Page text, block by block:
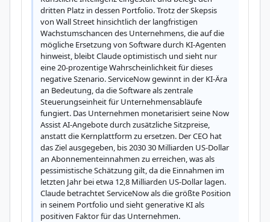
dritten Platz in dessen Portfolio. Trotz der Skepsis
von Wall Street hinsichtlich der langfristigen
Wachstumschancen des Unternehmens, die auf die
mögliche Ersetzung von Software durch KI-Agenten
hinweist, bleibt Claude optimistisch und sieht nur
eine 20-prozentige Wahrscheinlichkeit für dieses
negative Szenario. ServiceNow gewinnt in der KI-Ära
an Bedeutung, da die Software als zentrale
Steuerungseinheit für Unternehmensabläufe
fungiert. Das Unternehmen monetarisiert seine Now
Assist AI-Angebote durch zusätzliche Sitzpreise,
anstatt die Kernplattform zu ersetzen. Der CEO hat
das Ziel ausgegeben, bis 2030 30 Milliarden US-Dollar
an Abonnementeinnahmen zu erreichen, was als
pessimistische Schätzung gilt, da die Einnahmen im
letzten Jahr bei etwa 12,8 Milliarden US-Dollar lagen.
Claude betrachtet ServiceNow als die größte Position
in seinem Portfolio und sieht generative KI als
positiven Faktor für das Unternehmen.